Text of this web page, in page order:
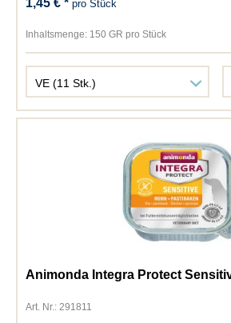
1,45 € *pro Stück
Inhaltsmenge: 150 GR pro Stück
Animonda Integra Protect
Art. Nr.: 291811